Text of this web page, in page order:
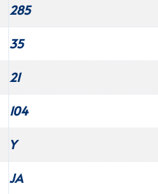
285
35
21
104
Y
JA